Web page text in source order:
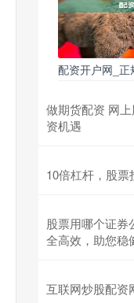
配资开户网_正
做期货配资 网
资机遇
10倍杠杆，股票
股票用哪个证券
全高效，助您稳
互联网炒股配资